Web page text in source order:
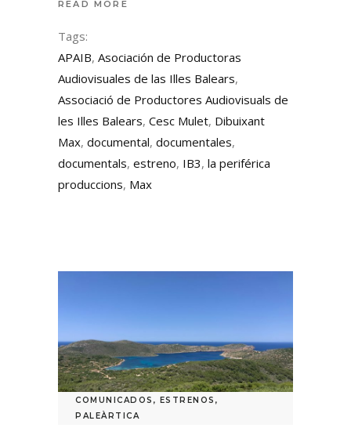
READ MORE
Tags:
APAIB, Asociación de Productoras
Audiovisuales de las Illes Balears,
Associació de Productores Audiovisuals de
les Illes Balears, Cesc Mulet, Dibuixant
Max, documental, documentales,
documentals, estreno, IB3, la periférica
produccions, Max
COMUNICADOS , ESTRENOS ,
PALEÀRTICA